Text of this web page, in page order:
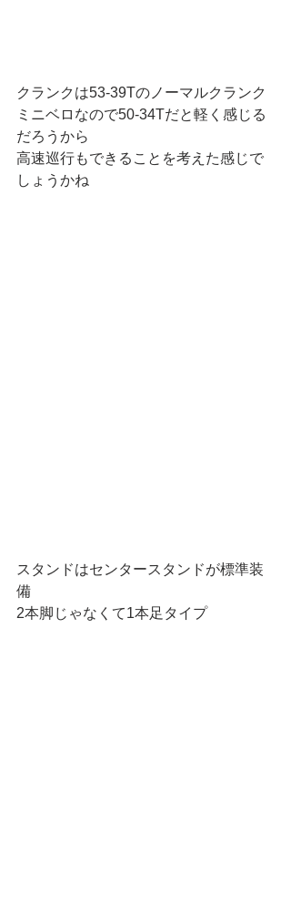
クランクは53-39Tのノーマルクランク
ミニベロなので50-34Tだと軽く感じる
だろうから
高速巡行もできることを考えた感じで
しょうかね
スタンドはセンタースタンドが標準装
備
2本脚じゃなくて1本足タイプ